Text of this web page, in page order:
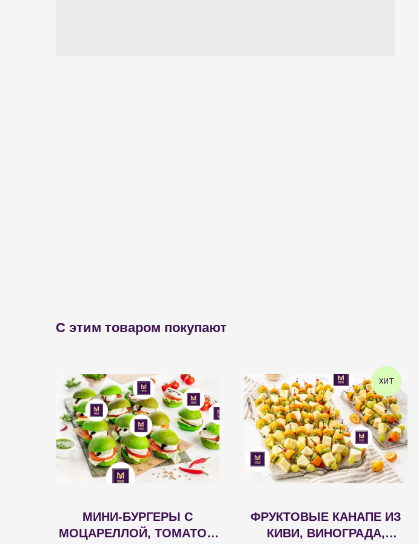
С этим товаром покупают
МИНИ-БУРГЕРЫ С
МОЦАРЕЛЛОЙ, ТОМАТОМ
ХИТ
ФРУКТОВЫЕ КАНАПЕ ИЗ
КИВИ, ВИНОГРАДА,